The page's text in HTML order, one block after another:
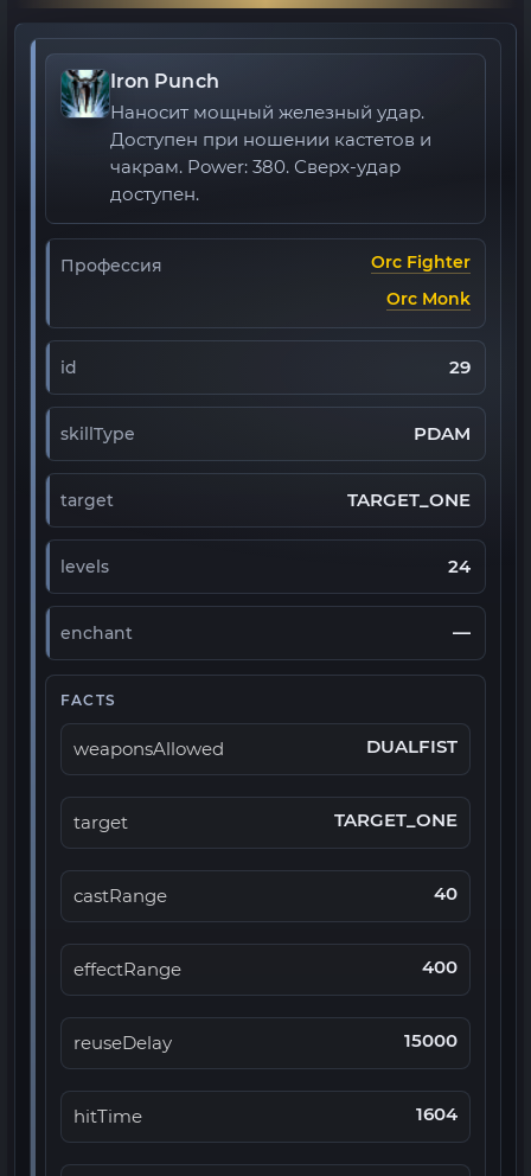
Iron Punch
Наносит мощный железный удар.
Доступен при ношении кастетов и
чакрам. Power: 380. Сверх-удар
доступен.
Профессия
Orc Fighter
Orc Monk
id 29
skillType PDAM
target TARGET_ONE
levels 24
enchant —
FACTS
weaponsAllowed DUALFIST
target TARGET_ONE
castRange 40
effectRange 400
reuseDelay 15000
hitTime 1604